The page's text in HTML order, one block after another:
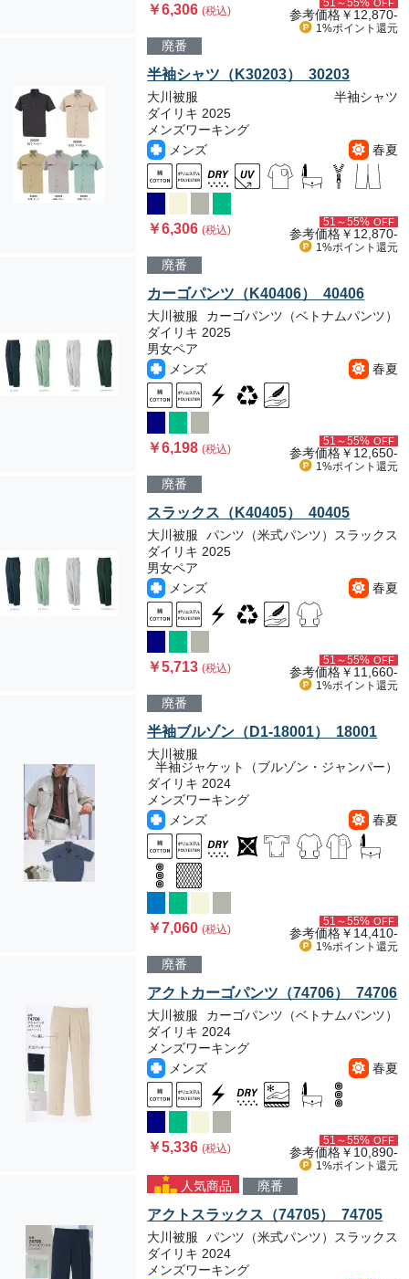
￥6,306(税込)
51～55% OFF
参考価格￥12,870-
1%ポイント 還元
廃番
半袖シャツ（K30203） 30203
大川被服
半袖シャツ
ダイリキ 2025
メンズワーキング
メンズ
春夏
￥6,306(税込)
51～55% OFF
参考価格￥12,870-
1%ポイント 還元
廃番
カーゴパンツ（K40406） 40406
大川被服
カーゴパンツ（ベトナムパンツ）
ダイリキ 2025
男女ペア
メンズ
春夏
￥6,198(税込)
51～55% OFF
参考価格￥12,650-
1%ポイント 還元
廃番
スラックス（K40405） 40405
大川被服
パンツ（米式パンツ）スラックス
ダイリキ 2025
男女ペア
メンズ
春夏
￥5,713(税込)
51～55% OFF
参考価格￥11,660-
1%ポイント 還元
廃番
半袖ブルゾン（D1-18001） 18001
大川被服
半袖ジャケット（ブルゾン・ジャンパー）
ダイリキ 2024
メンズワーキング
メンズ
春夏
￥7,060(税込)
51～55% OFF
参考価格￥14,410-
1%ポイント 還元
廃番
アクトカーゴパンツ（74706） 74706
大川被服
カーゴパンツ（ベトナムパンツ）
ダイリキ 2024
メンズワーキング
メンズ
春夏
￥5,336(税込)
51～55% OFF
参考価格￥10,890-
1%ポイント 還元
人気商品 廃番
アクトスラックス（74705） 74705
大川被服
パンツ（米式パンツ）スラックス
ダイリキ 2024
メンズワーキング